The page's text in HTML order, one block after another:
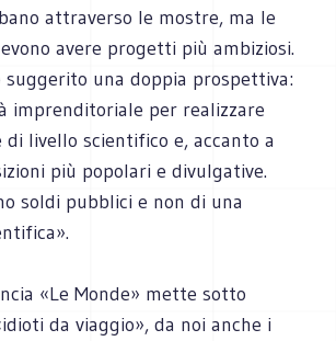
attraverso le mostre, ma le
avere progetti più ambiziosi.
suggerito una doppia prospettiva:
imprenditoriale per realizzare
di livello scientifico e, accanto a
più popolari e divulgative.
soldi pubblici e non di una
«Le Monde» mette sotto
da viaggio», da noi anche i